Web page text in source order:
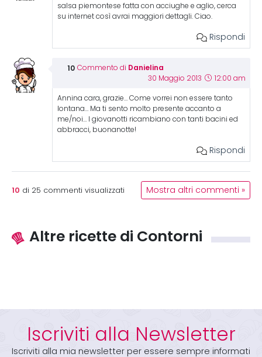
salsa piemontese fatta con acciughe e aglio, cerca
su internet così avrai maggiori dettagli. Ciao.
Rispondi
Commento di Danielina
30 Maggio 2013 12:00 am
Annina cara, grazie… Come vorrei non essere tanto
lontana… Ma ti sento molto presente accanto a
me/noi… I giovanotti ricambiano con tanti bacini ed
abbracci, buonanotte!
Rispondi
10 di 25 commenti visualizzati Mostra altri commenti »
Altre ricette di Contorni
Iscriviti alla Newsletter
Iscriviti alla mia newsletter per essere sempre informati